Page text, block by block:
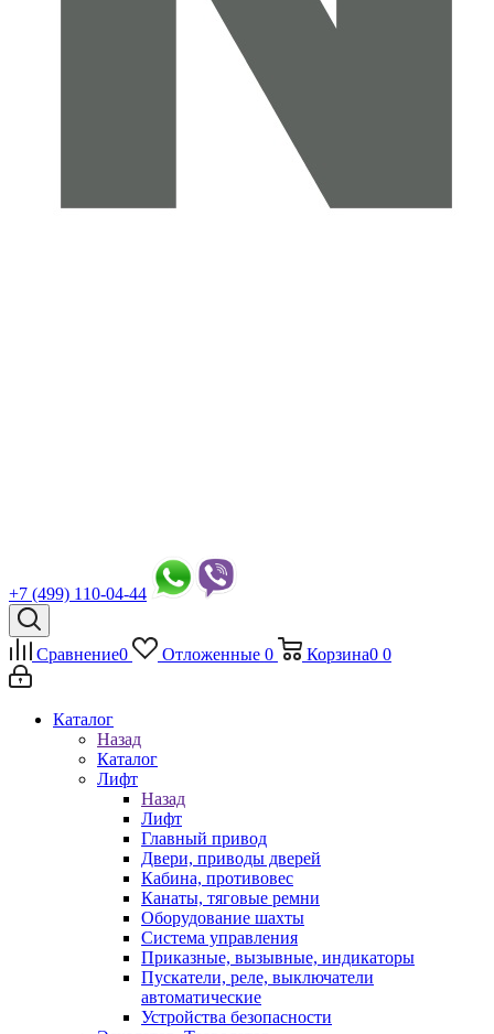
+7 (499) 110-04-44
Сравнение0 Отложенные 0 Корзина0 0
Каталог
Назад
Каталог
Лифт
Назад
Лифт
Главный привод
Двери, приводы дверей
Кабина, противовес
Канаты, тяговые ремни
Оборудование шахты
Система управления
Приказные, вызывные, индикаторы
Пускатели, реле, выключатели
автоматические
Устройства безопасности